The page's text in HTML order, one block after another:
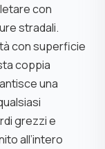
con
stradali.
con superficie
coppia
una
grezzi e
all’intero